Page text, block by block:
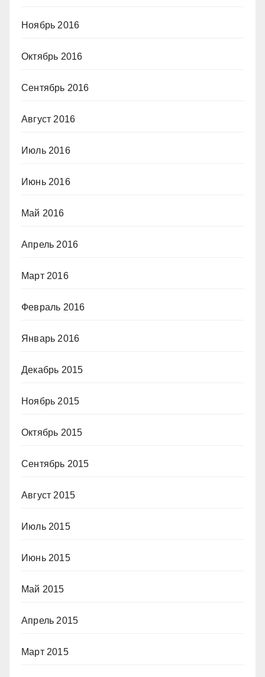
Ноябрь 2016
Октябрь 2016
Сентябрь 2016
Август 2016
Июль 2016
Июнь 2016
Май 2016
Апрель 2016
Март 2016
Февраль 2016
Январь 2016
Декабрь 2015
Ноябрь 2015
Октябрь 2015
Сентябрь 2015
Август 2015
Июль 2015
Июнь 2015
Май 2015
Апрель 2015
Март 2015